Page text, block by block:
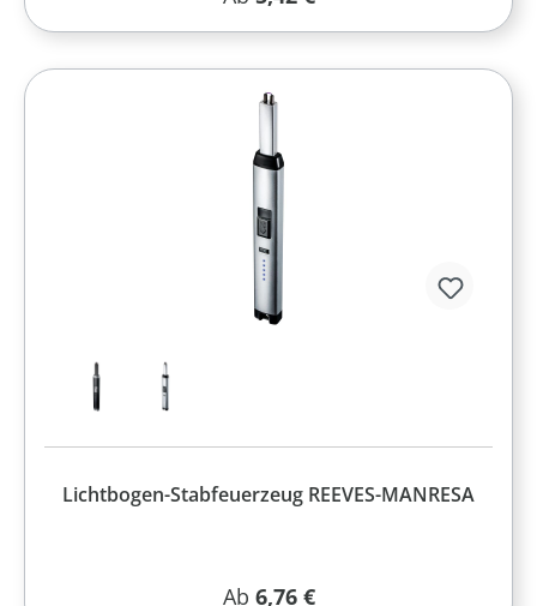
Lichtbogen-Stabfeuerzeug REEVES-MANRESA
Regulärer Preis:
Ab 6,76 €